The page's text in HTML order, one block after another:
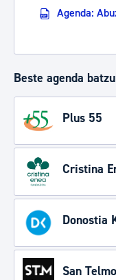
Agenda:
Beste agenda
Plus 55
Cristina
Donostia
San